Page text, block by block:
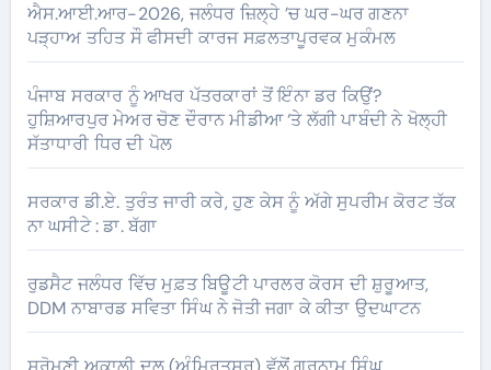
ਐਸ.ਆਈ.ਆਰ-2026, ਜਲੰਧਰ ਜ਼ਿਲ੍ਹੇ ’ਚ ਘਰ-ਘਰ ਗਣਨਾ
ਪੜ੍ਹਾਅ ਤਹਿਤ ਸੌ ਫੀਸਦੀ ਕਾਰਜ ਸਫ਼ਲਤਾਪੂਰਵਕ ਮੁਕੰਮਲ
ਪੰਜਾਬ ਸਰਕਾਰ ਨੂੰ ਆਖਰ ਪੱਤਰਕਾਰਾਂ ਤੋਂ ਇੰਨਾ ਡਰ ਕਿਉਂ?
ਹੁਸ਼ਿਆਰਪੁਰ ਮੇਅਰ ਚੋਣ ਦੌਰਾਨ ਮੀਡੀਆ ‘ਤੇ ਲੱਗੀ ਪਾਬੰਦੀ ਨੇ ਖੋਲ੍ਹੀ
ਸੱਤਾਧਾਰੀ ਧਿਰ ਦੀ ਪੋਲ
ਸਰਕਾਰ ਡੀ.ਏ. ਤੁਰੰਤ ਜਾਰੀ ਕਰੇ, ਹੁਣ ਕੇਸ ਨੂੰ ਅੱਗੇ ਸੁਪਰੀਮ ਕੋਰਟ ਤੱਕ
ਨਾ ਘਸੀਟੇ : ਡਾ. ਬੱਗਾ
ਰੁਡਸੈਟ ਜਲੰਧਰ ਵਿੱਚ ਮੁਫ਼ਤ ਬਿਊਟੀ ਪਾਰਲਰ ਕੋਰਸ ਦੀ ਸ਼ੁਰੂਆਤ,
DDM ਨਾਬਾਰਡ ਸਵਿਤਾ ਸਿੰਘ ਨੇ ਜੋਤੀ ਜਗਾ ਕੇ ਕੀਤਾ ਉਦਘਾਟਨ